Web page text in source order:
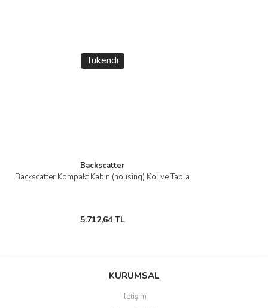
Ürün fiyatı diğer sitelerden daha pahalı.
Bu ürüne benzer farklı alternatifler olmalı.
Tükendi
Backscatter
Backscatter Kompakt Kabin (housing) Kol ve Tabla
5.712,64 TL
KURUMSAL
İletişim